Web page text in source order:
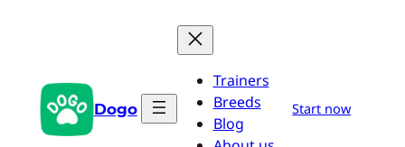
conteúdo Dogo
Trainers
Breeds
Blog
Start now